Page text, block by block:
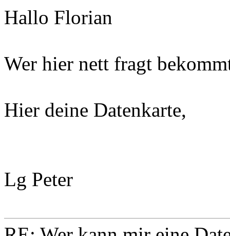
Hallo Florian
Wer hier nett fragt
Hier deine Datenkarte,
Lg Peter